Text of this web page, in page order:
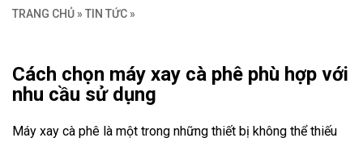
TRANG CHỦ » TIN TỨC »
Cách chọn máy xay cà phê phù hợp với
nhu cầu sử dụng
Máy xay cà phê là một trong những thiết bị không thể thiếu